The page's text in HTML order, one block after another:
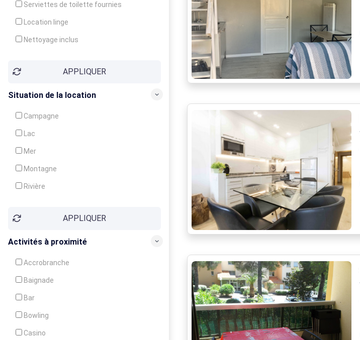
Serviettes de toilette fournies
Location linge
Nettoyage inclus
Garde d'enfants
Crèche
APPLIQUER
Situation de la location
Campagne
Lac
Mer
Montagne
Rivière
APPLIQUER
Activités à proximité
Accrobranche
Baignade
Bar
Bowling
Casino